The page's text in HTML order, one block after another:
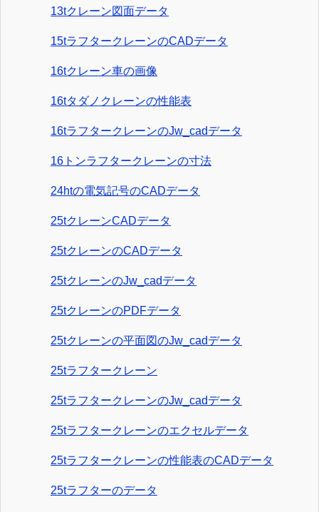
13tクレーン図面データ
15tラフタークレーンのCADデータ
16tクレーン車の画像
16tタダノクレーンの性能表
16tラフタークレーンのJw_cadデータ
16トンラフタークレーンの寸法
24htの電気記号のCADデータ
25tクレーンCADデータ
25tクレーンのCADデータ
25tクレーンのJw_cadデータ
25tクレーンのPDFデータ
25tクレーンの平面図のJw_cadデータ
25tラフタークレーン
25tラフタークレーンのJw_cadデータ
25tラフタークレーンのエクセルデータ
25tラフタークレーンの性能表のCADデータ
25tラフターのデータ